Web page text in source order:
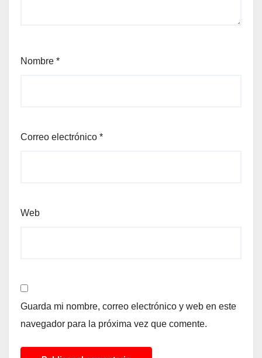
Nombre *
Correo electrónico *
Web
Guarda mi nombre, correo electrónico y web en este
navegador para la próxima vez que comente.